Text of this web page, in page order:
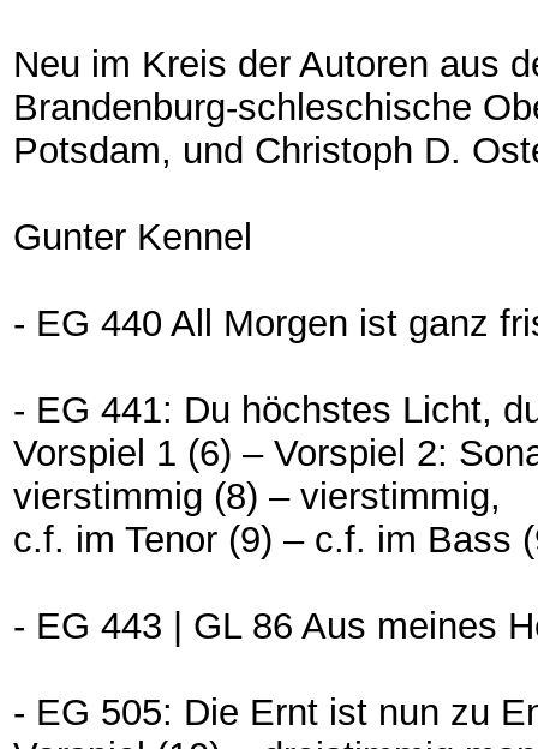
Neu im Kreis der Autoren aus
Brandenburg-schleschische
Potsdam, und Christoph D.
Gunter Kennel
- EG 440 All Morgen ist ganz
- EG 441: Du höchstes Licht,
Vorspiel 1 (6) – Vorspiel 2:
vierstimmig (8) – vierstimmig,
c.f. im Tenor (9) – c.f. im Bass
- EG 443 | GL 86 Aus meines
- EG 505: Die Ernt ist nun zu